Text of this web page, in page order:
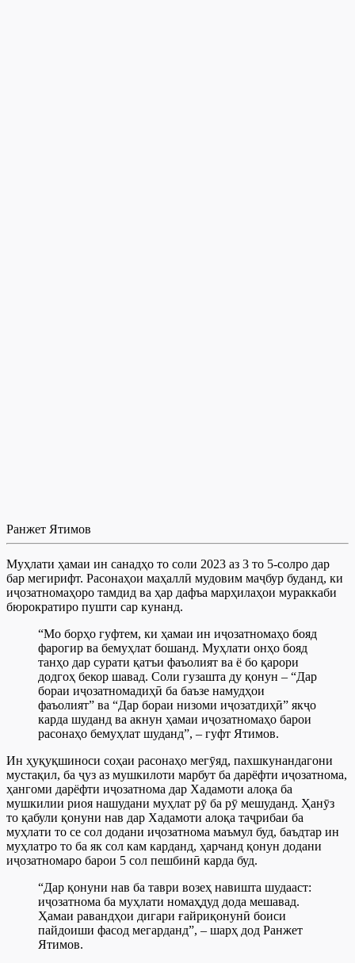
Ранжет Ятимов
Муҳлати ҳамаи ин санадҳо то соли 2023 аз 3 то 5-солро дар
бар мегирифт. Расонаҳои маҳаллӣ мудовим маҷбур буданд, ки
иҷозатномаҳоро тамдид ва ҳар дафъа марҳилаҳои мураккаби
бюрократиро пушти сар кунанд.
“Мо борҳо гуфтем, ки ҳамаи ин иҷозатномаҳо бояд
фарогир ва бемуҳлат бошанд. Муҳлати онҳо бояд
танҳо дар сурати қатъи фаъолият ва ё бо қарори
додгоҳ бекор шавад. Соли гузашта ду қонун – “Дар
бораи иҷозатномадиҳӣ ба баъзе намудҳои
фаъолият” ва “Дар бораи низоми иҷозатдиҳӣ” якҷо
карда шуданд ва акнун ҳамаи иҷозатномаҳо барои
расонаҳо бемуҳлат шуданд”, – гуфт Ятимов.
Ин ҳуқуқшиноси соҳаи расонаҳо мегӯяд, пахшкунандагони
мустақил, ба ҷуз аз мушкилоти марбут ба дарёфти иҷозатнома,
ҳангоми дарёфти иҷозатнома дар Хадамоти алоқа ба
мушкилии риоя нашудани муҳлат рӯ ба рӯ мешуданд. Ҳанӯз
то қабули қонуни нав дар Хадамоти алоқа таҷрибаи ба
муҳлати то се сол додани иҷозатнома маъмул буд, баъдтар ин
муҳлатро то ба як сол кам карданд, ҳарчанд қонун додани
иҷозатномаро барои 5 сол пешбинӣ карда буд.
“Дар қонуни нав ба таври возеҳ навишта шудааст:
иҷозатнома ба муҳлати номаҳдуд дода мешавад.
Ҳамаи равандҳои дигари ғайриқонунӣ боиси
пайдоиши фасод мегарданд”, – шарҳ дод Ранжет
Ятимов.